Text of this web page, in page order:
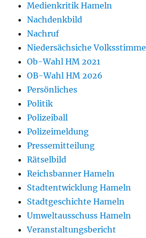
Medienkritik Hameln
Nachdenkbild
Nachruf
Niedersächsiche Volksstimme
Ob-Wahl HM 2021
OB-Wahl HM 2026
Persönliches
Politik
Polizeiball
Polizeimeldung
Pressemitteilung
Rätselbild
Reichsbanner Hameln
Stadtentwicklung Hameln
Stadtgeschichte Hameln
Umweltausschuss Hameln
Veranstaltungsbericht